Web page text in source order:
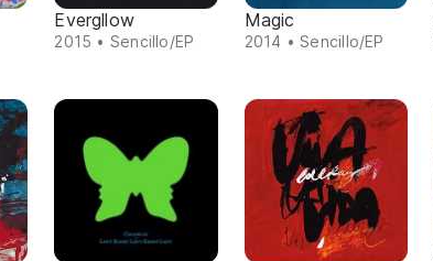
Evergllow
2015 • Sencillo/EP
Magic
2014 • Sencillo/EP